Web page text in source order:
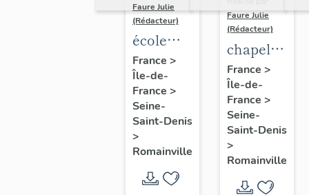
Faure Julie
(Rédacteur)
école
maternelle
Danièle
Casanova
France >
Île-de-
France >
Seine-
Saint-Denis
>
Romainville
Faure Julie
(Rédacteur)
chapelle
Sainte-
Solange
France >
Île-de-
France >
Seine-
Saint-Denis
>
Romainville